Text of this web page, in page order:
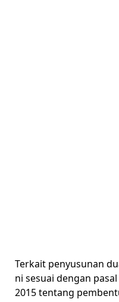
Terkait penyusunan
ni sesuai dengan
2015 tentang